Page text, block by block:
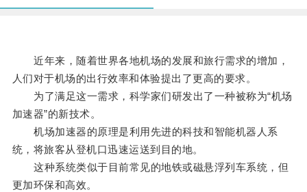
近年来，随着世界各地机场的发展和旅行需求的增加，
人们对于机场的出行效率和体验提出了更高的要求。
为了满足这一需求，科学家们研发出了一种被称为“机场
加速器”的新技术。
机场加速器的原理是利用先进的科技和智能机器人系
统，将旅客从登机口迅速运送到目的地。
这种系统类似于目前常见的地铁或磁悬浮列车系统，但
更加环保和高效。